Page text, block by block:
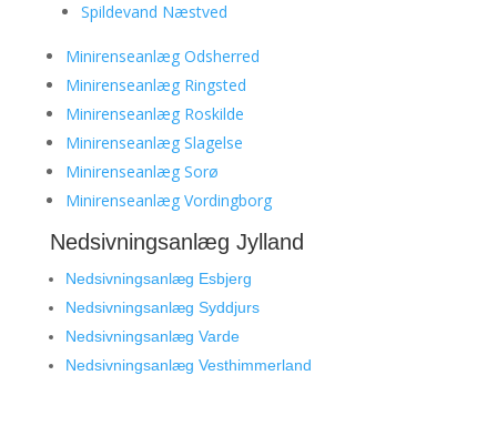
Spildevand Næstved
Minirenseanlæg Odsherred
Minirenseanlæg Ringsted
Minirenseanlæg Roskilde
Minirenseanlæg Slagelse
Minirenseanlæg Sorø
Minirenseanlæg Vordingborg
Nedsivningsanlæg Jylland
Nedsivningsanlæg Esbjerg
Nedsivningsanlæg Syddjurs
Nedsivningsanlæg Varde
Nedsivningsanlæg Vesthimmerland